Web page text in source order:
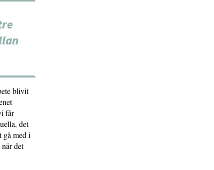
blivit
får
det
gå med i
det